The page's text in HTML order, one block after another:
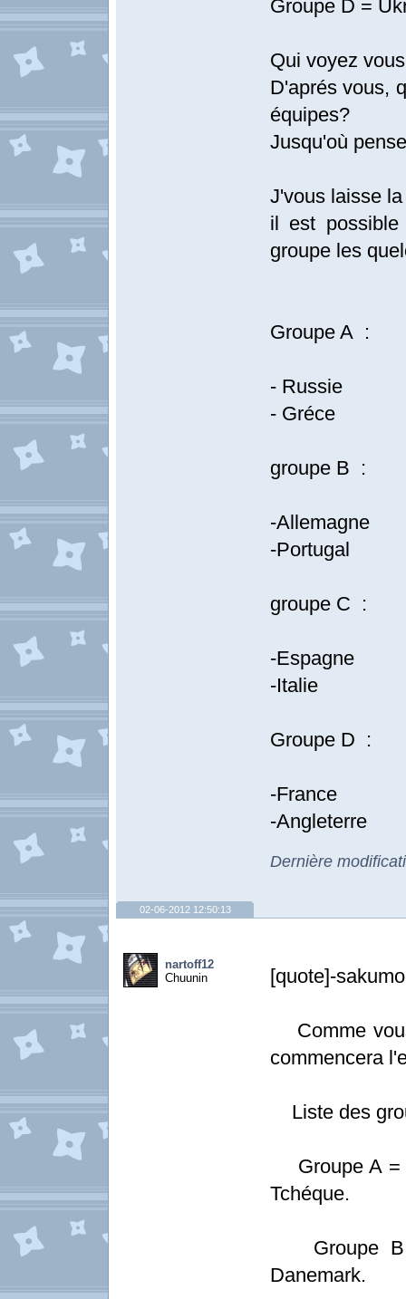
Groupe D =
Qui voyez
D'aprés vous,
équipes?
Jusqu'où
J'vous laisse
il est
groupe les
Groupe A :
- Russie
- Gréce
groupe B :
-Allemagne
-Portugal
groupe C :
-Espagne
-Italie
Groupe D :
-France
-Angleterre
Dernière
02-06-2012 12:50:13
nartoff12
Chuunin
[quote]-
Comme
commencera
Liste des
Groupe A =
Tchéque.
Groupe B =
Danemark.